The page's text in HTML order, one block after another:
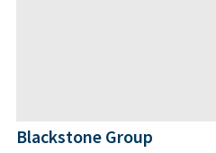
Blackstone Group